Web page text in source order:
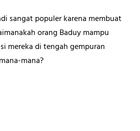
sangat populer karena membuat
orang Baduy mampu
mereka di tengah gempuran
mana?